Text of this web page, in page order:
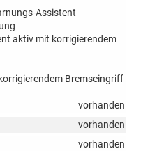
Assistent
aktiv mit korrigierendem
Bremseingriff
vorhanden
vorhanden
vorhanden